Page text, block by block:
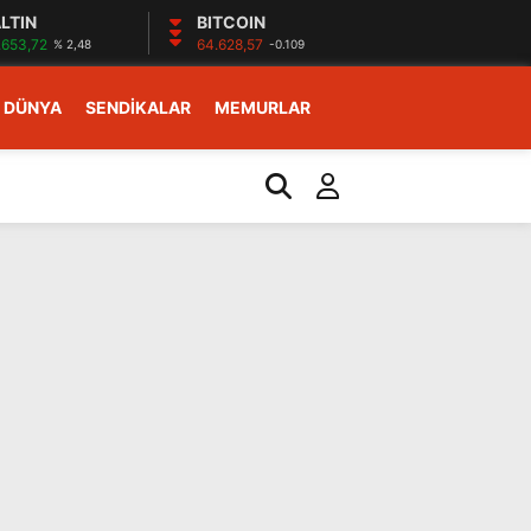
% 2,48
BITCOIN
64.628,57 -0.109
DÜNYA SENDİKALAR MEMURLAR